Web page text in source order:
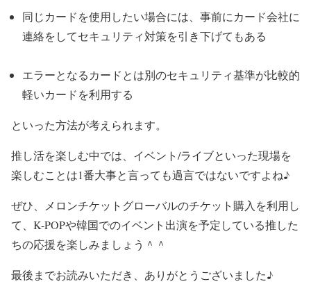
同じカードを使用したい場合には、事前にカード会社に
連絡をしてセキュリティ対策を引き下げてもある
エラーとなるカードとは別のセキュリティ基準が比較的
軽いカードを利用する
といった方法が考えられます。
推し活を楽しむ中では、イベント/ライブといった現場を
楽しむことは1番大事と言っても過言ではないですよね♪
ぜひ、メロンチケットグローバルのチケット購入を利用し
て、K-POPや韓国でのイベント出演を予定している推した
ちの応援を楽しみましょう＾＾
最後までお読みいただき、ありがとうございました♪